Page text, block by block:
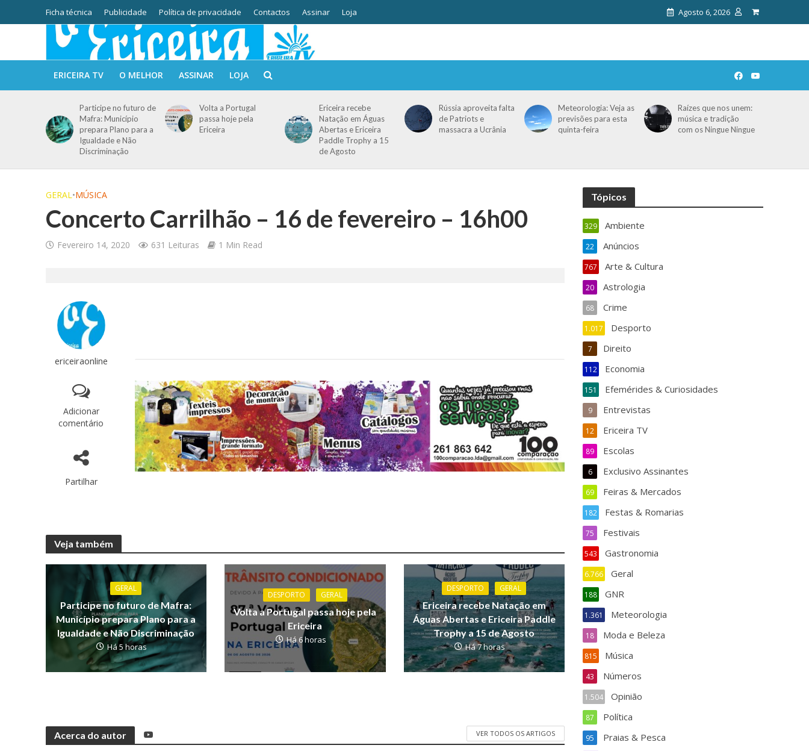
Ficha técnica Publicidade Política de privacidade Contactos Assinar Loja Agosto 6, 2026
ERICEIRA TV O MELHOR ASSINAR LOJA
Participe no futuro de
Mafra: Município
prepara Plano para a
Igualdade e Não
Discriminação
Volta a Portugal
passa hoje pela
Ericeira
Ericeira recebe
Natação em Águas
Abertas e Ericeira
Paddle Trophy a 15
de Agosto
Rússia aproveita falta
de Patriots e
massacra a Ucrânia
Meteorologia: Veja as
previsões para esta
quinta-feira
Raízes que nos unem:
música e tradição
com os Ningue Ningue
GERAL•MÚSICA
Concerto Carrilhão – 16 de fevereiro – 16h00
Fevereiro 14, 2020 631 Leituras 1 Min Read
ericeiraonline
Adicionar
comentário
Partilhar
Veja também
GERAL
Participe no futuro de Mafra:
Município prepara Plano para a
Igualdade e Não Discriminação
Há 5 horas
DESPORTO GERAL
Volta a Portugal passa hoje pela
Ericeira
Há 6 horas
DESPORTO GERAL
Ericeira recebe Natação em
Águas Abertas e Ericeira Paddle
Trophy a 15 de Agosto
Há 7 horas
Acerca do autor VER TODOS OS ARTIGOS
Tópicos
Ambiente
329
Anúncios
22
Arte & Cultura
767
Astrologia
20
Crime
68
Desporto
1.017
Direito
7
Economia
112
Efemérides & Curiosidades
151
Entrevistas
9
Ericeira TV
12
Escolas
89
Exclusivo Assinantes
6
Feiras & Mercados
69
Festas & Romarias
182
Festivais
75
Gastronomia
543
Geral
6.766
GNR
188
Meteorologia
1.361
Moda e Beleza
18
Música
815
Números
43
Opinião
1.504
Política
87
Praias & Pesca
95